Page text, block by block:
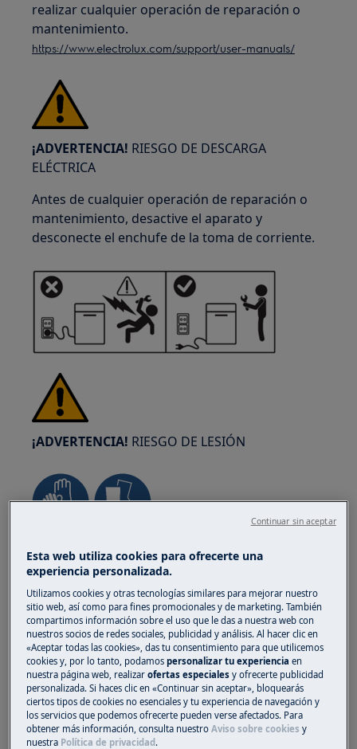
realizar cualquier operación de reparación o
mantenimiento.
https://www.electrolux.com/support/user-manuals/
¡ADVERTENCIA! RIESGO DE DESCARGA
ELÉCTRICA
Antes de cualquier operación de reparación o
mantenimiento, desactive el aparato y
desconecte el enchufe de la toma de corriente.
¡ADVERTENCIA! RIESGO DE LESIÓN
Siempre tenga cuidado al mover
electrodomésticos. Para los aparatos pesados
es más seguro que los muevan dos personas.
Utilice siempre guantes de seguridad y calzado
de protección. Lleve guantes de seguridad en
todo momento para protegerse de cortes con
bordes afilados.
Esta web utiliza cookies para ofrecerte una
experiencia personalizada.
Utilizamos cookies y otras tecnologías similares para mejorar nuestro
sitio web, así como para fines promocionales y de marketing. También
compartimos información sobre el uso que le das a nuestra web con
nuestros socios de redes sociales, publicidad y análisis. Al hacer clic en
«Aceptar todas las cookies», das tu consentimiento para que utilicemos
cookies y, por lo tanto, podamospersonalizar tu experienciaen
nuestra página web, realizarofertas especiales y ofrecerte publicidad
personalizada. Si haces clic en «Continuar sin aceptar», bloquearás
ciertos tipos de cookies no esenciales y tu experiencia de navegación y
los servicios que podemos ofrecerte pueden verse afectados. Para
obtener más información, consulta nuestroAviso sobre cookies y
nuestra Política de privacidad.
Continuar sin aceptar